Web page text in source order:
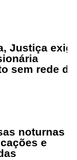
Justiça
sem rede de
noturnas
e